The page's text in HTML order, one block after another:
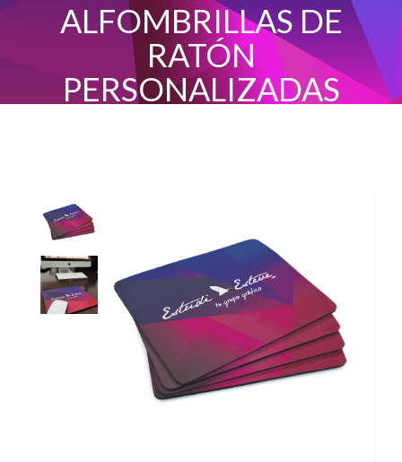
ALFOMBRILLAS DE
RATÓN
PERSONALIZADAS